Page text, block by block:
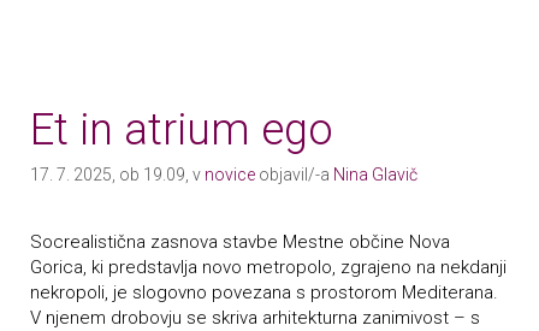
Et in atrium ego
17. 7. 2025, ob 19.09, v novice objavil/-a Nina Glavič
Socrealistična zasnova stavbe Mestne občine Nova
Gorica, ki predstavlja novo metropolo, zgrajeno na nekdanji
nekropoli, je slogovno povezana s prostorom Mediterana.
V njenem drobovju se skriva arhitekturna zanimivost – s